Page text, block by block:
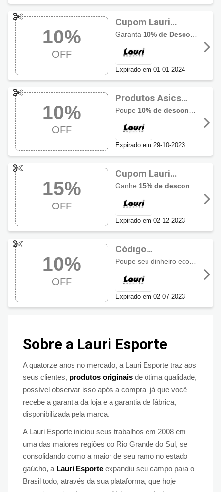
10%
OFF
Cupom Lauri
Esporte com 10%
OFF em Produtos
Adidas
Garanta 10% de Desconto em todos produtos ADIDAS
Expirado em 01-01-2024
10%
OFF
Produtos Asics
com 10% OFF
usando cupom
Lauri Esporte
Poupe 10% de desconto em todos produtos ASICS
Expirado em 29-10-2023
15%
OFF
Cupom Lauri
Esporte com 15%
OFF em produtos
Nike
Ganhe 15% de desconto em todos produtos da NIKE
Expirado em 02-12-2023
10%
OFF
Código
Promocional Lauri
Esporte com 10%
OFF
Poupe seu dinheiro economizando
Expirado em 02-07-2023
Sobre a Lauri Esporte
A quatorze anos no mercado, a Lauri Esporte traz aos
seus clientes, produtos originais de ótima qualidade,
possível observar isso após a compra, já que você
recebe a garantia da loja e a garantia de fábrica,
disponibilizada pela marca.
A Lauri Esporte iniciou seus trabalhos em 2008 em
uma das maiores regiões do Rio Grande do Sul, se
consolidando como a maior de seu ramo no estado
gaúcho, a Lauri Esporte expandiu seu campo para o
Brasil todo, através da sua plataforma, que hoje